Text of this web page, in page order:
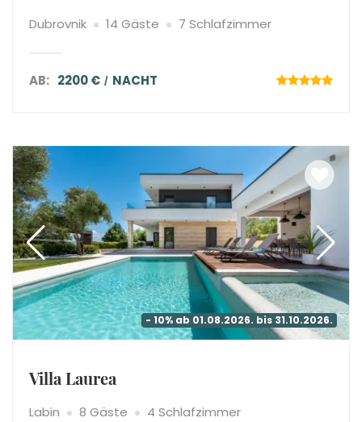
Dubrovnik 14 Gäste 7 Schlafzimmer
AB: 2200 € NACHT
- 10% ab 01.08.2026. bis 31.10.2026.
Villa Laurea
Labin 8 Gäste 4 Schlafzimmer